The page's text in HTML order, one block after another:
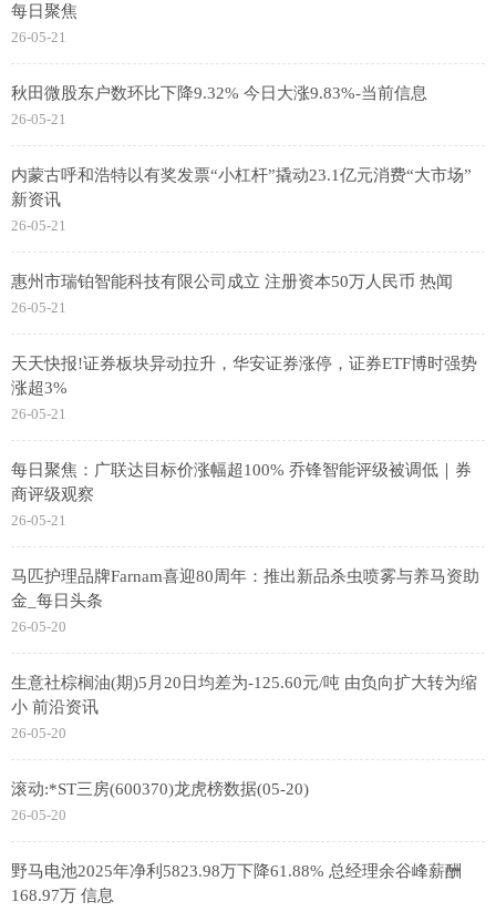
每日聚焦
26-05-21
秋田微股东户数环比下降9.32% 今日大涨9.83%-当前信息
26-05-21
内蒙古呼和浩特以有奖发票“小杠杆”撬动23.1亿元消费“大市场”
新资讯
26-05-21
惠州市瑞铂智能科技有限公司成立 注册资本50万人民币 热闻
26-05-21
天天快报!证券板块异动拉升，华安证券涨停，证券ETF博时强势
涨超3%
26-05-21
每日聚焦：广联达目标价涨幅超100% 乔锋智能评级被调低｜券
商评级观察
26-05-21
马匹护理品牌Farnam喜迎80周年：推出新品杀虫喷雾与养马资助
金_每日头条
26-05-20
生意社棕榈油(期)5月20日均差为-125.60元/吨 由负向扩大转为缩
小 前沿资讯
26-05-20
滚动:*ST三房(600370)龙虎榜数据(05-20)
26-05-20
野马电池2025年净利5823.98万下降61.88% 总经理余谷峰薪酬
168.97万 信息